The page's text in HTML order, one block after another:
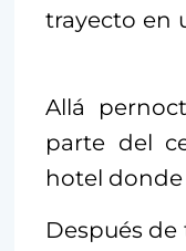
trayecto en
Allá
parte del
hotel donde
Después de